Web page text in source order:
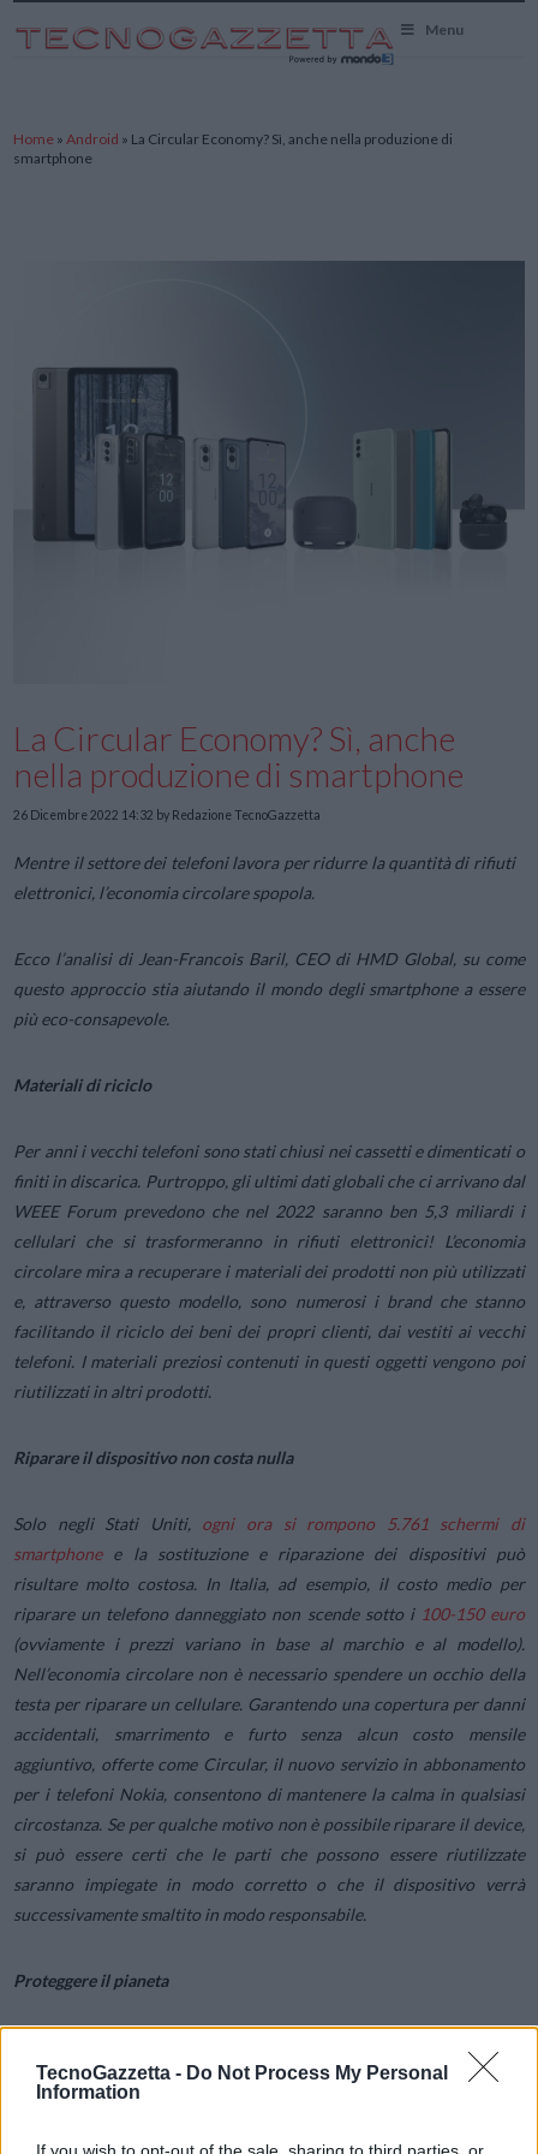
TecnoGazzetta - Do Not Process My Personal
Information
If you wish to opt-out of the sale, sharing to third parties, or
Menu
Home »Android » La Circular Economy? Sì, anche nella produzione di
smartphone
La Circular Economy? Sì, anche
nella produzione di smartphone
26 Dicembre 2022 14:32 by Redazione TecnoGazzetta
Mentre il settore dei telefoni lavora per ridurre la quantità di rifiuti
elettronici, l’economia circolare spopola.
Ecco l’analisi di Jean-Francois Baril, CEO di HMD Global, su come
questo approccio stia aiutando il mondo degli smartphone a essere
più eco-consapevole.
Materiali di riciclo
Per anni i vecchi telefoni sono stati chiusi nei cassetti e dimenticati o
finiti in discarica. Purtroppo, gli ultimi dati globali che ci arrivano dal
WEEE Forum prevedono che nel 2022 saranno ben 5,3 miliardi i
cellulari che si trasformeranno in rifiuti elettronici! L’economia
circolare mira a recuperare i materiali dei prodotti non più utilizzati
e, attraverso questo modello, sono numerosi i brand che stanno
facilitando il riciclo dei beni dei propri clienti, dai vestiti ai vecchi
telefoni. I materiali preziosi contenuti in questi oggetti vengono poi
riutilizzati in altri prodotti.
Riparare il dispositivo non costa nulla
Solo negli Stati Uniti, ogni ora si rompono 5.761 schermi di
smartphonee la sostituzione e riparazione dei dispositivi può
risultare molto costosa. In Italia, ad esempio, il costo medio per
riparare un telefono danneggiato non scende sotto i 100-150 euro
(ovviamente i prezzi variano in base al marchio e al modello).
Nell’economia circolare non è necessario spendere un occhio della
testa per riparare un cellulare. Garantendo una copertura per danni
accidentali, smarrimento e furto senza alcun costo mensile
aggiuntivo, offerte come Circular, il nuovo servizio in abbonamento
per i telefoni Nokia, consentono di mantenere la calma in qualsiasi
circostanza. Se per qualche motivo non è possibile riparare il device,
si può essere certi che le parti che possono essere riutilizzate
saranno impiegate in modo corretto o che il dispositivo verrà
successivamente smaltito in modo responsabile.
Proteggere il pianeta
La quantità di materie prime del pianeta è limitata e una parte di
queste finisce nelle discariche come rifiuti elettronici. Materiali come